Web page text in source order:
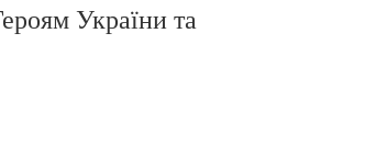
України та